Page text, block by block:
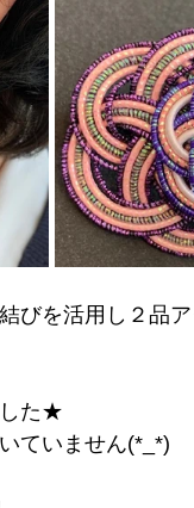
びを活用し２品
した★
ていません(*_*)